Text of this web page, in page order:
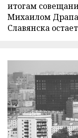
итогам
Михаилом
Славянска